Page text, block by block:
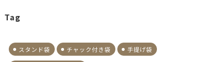
Tag
スタンド袋 チャック付き袋 手提げ袋